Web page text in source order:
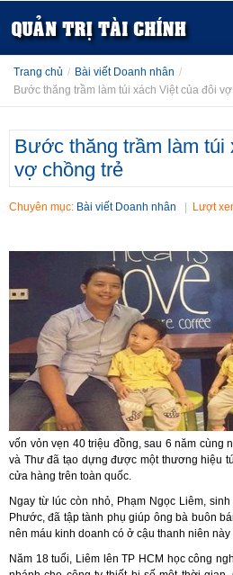
Trang chủ / Bài viết Doanh nhân /
Bước thăng trầm làm túi xách Việt của đôi
Bước thăng trầm làm túi
vợ chồng trẻ
Chuyên mục: Bài viết Doanh nhân Lượt
vốn vỏn vẹn 40 triệu đồng, sau 6 năm cùng
và Thư đã tạo dựng được một thương hiệu
cửa hàng trên toàn quốc.
Ngay từ lúc còn nhỏ, Phạm Ngọc Liêm,
Phước, đã tập tành phụ giúp ông bà buôn
nên máu kinh doanh có ở cậu thanh niên
Năm 18 tuổi, Liêm lên TP HCM học công